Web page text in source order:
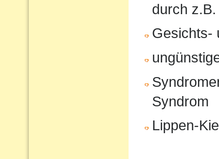
durch
Gesichts-
Syndrom
Lippen-